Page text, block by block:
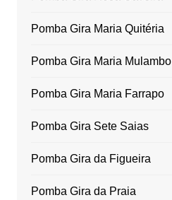
Pomba Gira Maria Quitéria
Pomba Gira Maria Mulambo
Pomba Gira Maria Farrapo
Pomba Gira Sete Saias
Pomba Gira da Figueira
Pomba Gira da Praia